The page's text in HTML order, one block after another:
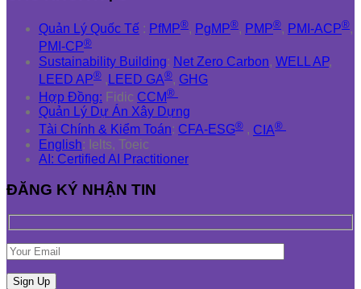
Quản Lý Quốc Tế : PfMP®, PgMP®, PMP®, PMI-ACP®,
PMI-CP®
Sustainability Building: Net Zero Carbon, WELL AP,
LEED AP® , LEED GA®, GHG
Hợp Đồng: Fidic CCM®
Quản Lý Dự Án Xây Dựng
Tài Chính & Kiểm Toán: CFA-ESG® , CIA®
English: Ielts, Toeic
AI: Certified AI Practitioner
ĐĂNG KÝ NHẬN TIN